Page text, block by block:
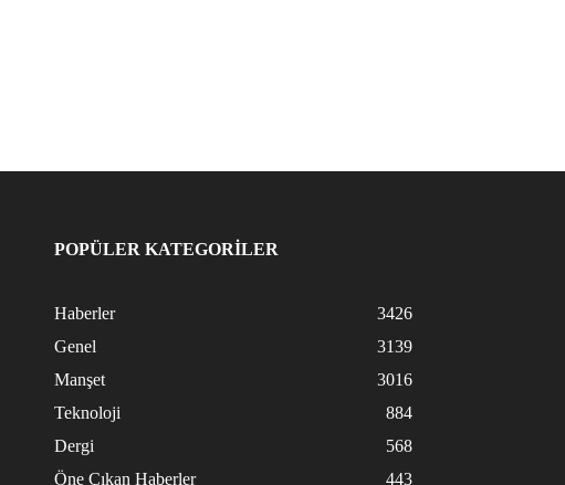
POPÜLER KATEGORİLER
Haberler
3426
Genel
3139
Manşet
3016
Teknoloji
884
Dergi
568
Öne Çıkan Haberler
443